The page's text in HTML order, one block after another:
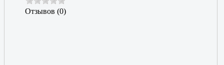
Отзывов (0)